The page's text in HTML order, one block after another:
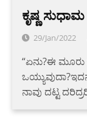
ಕೃಷ್ಣ
29/Jan/2022
“ಏನು?ಈ ಮೂರು
ನಾವು ದಟ್ಟ